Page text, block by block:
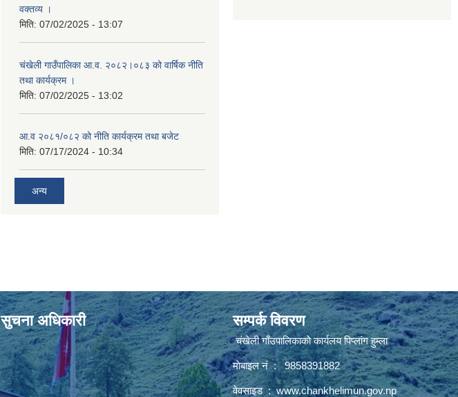
वक्तव्य ।
मिति: 07/02/2025 - 13:07
चंखेली गाउँपालिका आ.व. २०८२।०८३ को वार्षिक नीति
तथा कार्यक्रम ।
मिति: 07/02/2025 - 13:02
आ.व २०८१/०८२ को नीति कार्यक्रम तथा बजेट
मिति: 07/17/2024 - 10:34
अन्य
सुचना अधिकारी सम्पर्क विवरण
चंखेली गाँउपालिकाकाे कार्यलय पिप्लांग हुम्ला
माेबाइल नं : 9858391882
वेवसाइड :www.chankhelimun.gov.np